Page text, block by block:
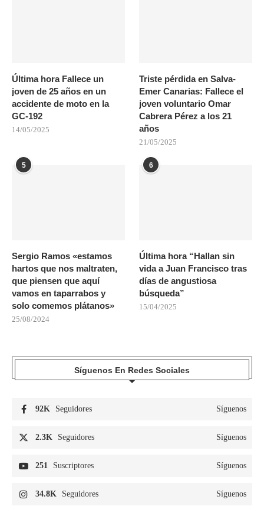
Última hora Fallece un
joven de 25 años en un
accidente de moto en la
GC-192
14/05/2025
Triste pérdida en Salva-
Emer Canarias: Fallece el
joven voluntario Omar
Cabrera Pérez a los 21
años
21/05/2025
5
Sergio Ramos «estamos
hartos que nos maltraten,
que piensen que aquí
vamos en taparrabos y
solo comemos plátanos»
25/08/2024
6
Última hora “Hallan sin
vida a Juan Francisco tras
días de angustiosa
búsqueda”
15/04/2025
Síguenos En Redes Sociales
92K Seguidores Síguenos
2.3K Seguidores Síguenos
251 Suscriptores Síguenos
34.8K Seguidores Síguenos